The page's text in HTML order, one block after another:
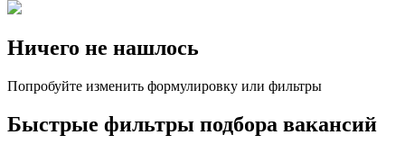
Ничего не нашлось
Попробуйте изменить формулировку или фильтры
Быстрые фильтры подбора вакансий